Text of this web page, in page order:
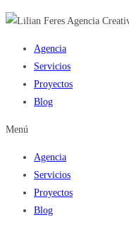
Agencia
Servicios
Proyectos
Blog
Menú
Agencia
Servicios
Proyectos
Blog